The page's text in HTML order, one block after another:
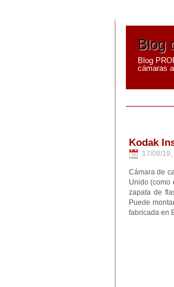
Blog
Blog
cámaras
Kodak
17/08/19,
Cámara de
Unido (como
zapata de
Puede
fabricada en